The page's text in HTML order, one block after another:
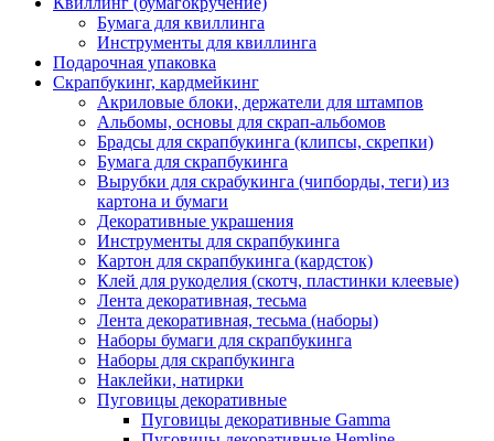
Бумага для квиллинга
Инструменты для квиллинга
Подарочная упаковка
Скрапбукинг, кардмейкинг
Акриловые блоки, держатели для штампов
Альбомы, основы для скрап-альбомов
Брадсы для скрапбукинга (клипсы, скрепки)
Бумага для скрапбукинга
Вырубки для скрабукинга (чипборды, теги) из
картона и бумаги
Декоративные украшения
Инструменты для скрапбукинга
Картон для скрапбукинга (кардсток)
Клей для рукоделия (скотч, пластинки клеевые)
Лента декоративная, тесьма
Лента декоративная, тесьма (наборы)
Наборы бумаги для скрапбукинга
Наборы для скрапбукинга
Наклейки, натирки
Пуговицы декоративные
Пуговицы декоративные Gamma